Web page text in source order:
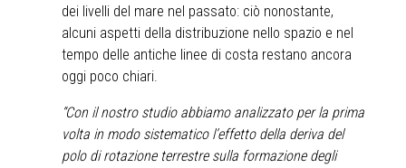
dei livelli del mare nel passato: ciò nonostante,
alcuni aspetti della distribuzione nello spazio e nel
tempo delle antiche linee di costa restano ancora
oggi poco chiari.
“Con il nostro studio abbiamo analizzato per la prima
volta in modo sistematico l’effetto della deriva del
polo di rotazione terrestre sulla formazione degli